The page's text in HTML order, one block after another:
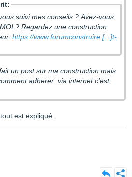
suivi mes conseils ? Avez-vous
? Regardez une construction
https://www.forumconstruire.[...]t-
un post sur ma construction mais
adherer via internet c'est
est expliqué.